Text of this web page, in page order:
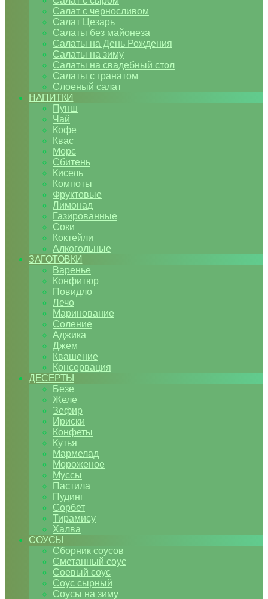
Салат с черносливом
Салат Цезарь
Салаты без майонеза
Салаты на День Рождения
Салаты на зиму
Салаты на свадебный стол
Салаты с гранатом
Слоеный салат
НАПИТКИ
Пунш
Чай
Кофе
Квас
Морс
Сбитень
Кисель
Компоты
Фруктовые
Лимонад
Газированные
Соки
Коктейли
Алкогольные
ЗАГОТОВКИ
Варенье
Конфитюр
Повидло
Лечо
Маринование
Соление
Аджика
Джем
Квашение
Консервация
ДЕСЕРТЫ
Безе
Желе
Зефир
Ириски
Конфеты
Кутья
Мармелад
Мороженое
Муссы
Пастила
Пудинг
Сорбет
Тирамису
Халва
СОУСЫ
Сборник соусов
Сметанный соус
Соевый соус
Соус сырный
Соусы на зиму